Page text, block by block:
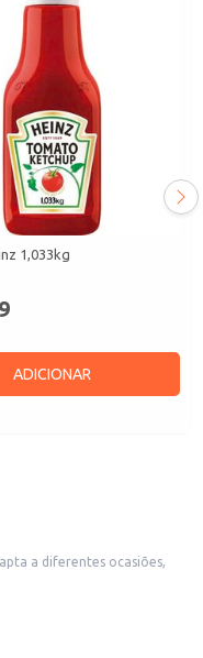
1,033kg
ADICIONAR
a diferentes ocasiões,